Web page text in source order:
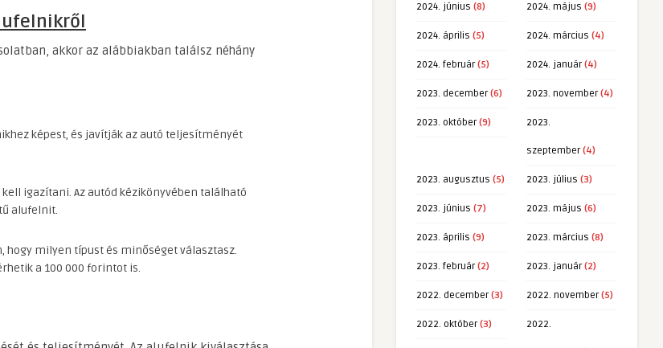
akkor az alábbiakban találsz néhány
képest, és javítják az autó teljesítményét
igazítani. Az autód kézikönyvében található
alufelnit.
hogy milyen típust és minőséget választasz.
a 100 000 forintot is.
2024. június (8) 2024. május (9)
2024. április (5) 2024. március (4)
2024. február(5) 2024. január(4)
2023. december(6) 2023. november(4)
2023. október(9) 2023.
szeptember(4)
2023. augusztus (5) 2023. július (3)
2023. június (7) 2023. május (6)
2023. április (9) 2023. március (8)
2023. február(2) 2023. január(2)
2022. december(3) 2022. november(5)
2022. október(3) 2022.